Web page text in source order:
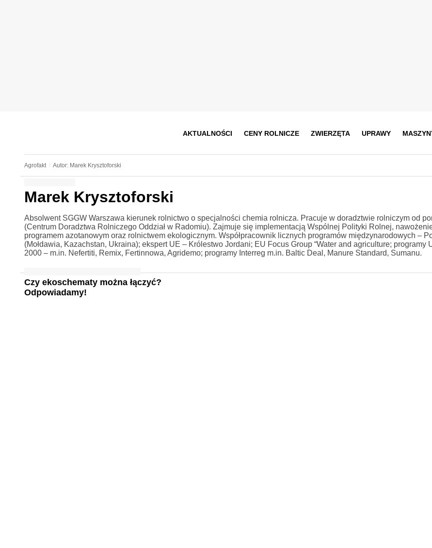
AKTUALNOŚCI CENY ROLNICZE ZWIERZĘTA UPRAWY
Agrofakt Autor: Marek Krysztoforski
Marek Krysztoforski
Absolwent SGGW Warszawa kierunek rolnictwo o specjalności chemia rolnicza. Pracuje w doradztwie rolniczym od
(Centrum Doradztwa Rolniczego Oddział w Radomiu). Zajmuje się implementacją Wspólnej Polityki Rolnej,
programem azotanowym oraz rolnictwem ekologicznym. Współpracownik licznych programów międzynarodowych –
(Mołdawia, Kazachstan, Ukraina); ekspert UE – Królestwo Jordani; EU Focus Group “Water and agriculture; programy
2000 – m.in. Nefertiti, Remix, Fertinnowa, Agridemo; programy Interreg m.in. Baltic Deal, Manure Standard, Sumanu.
Czy ekoschematy można łączyć?
Odpowiadamy!